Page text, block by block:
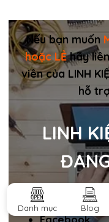
Nếu bạn muốn
hoặc LẺhãy
viên của LINH
hỗ
LINH
Điện thoại/
Facebook:
Danh mục Blog